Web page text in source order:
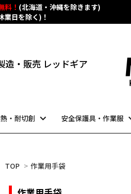
料！ (北海道・沖縄を除きます)
業日を除く)！
・販売 レッドギア
・耐切創 安全保護具・作業服
TOP > 作業用手袋